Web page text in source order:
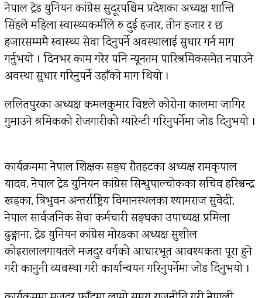
नेपाल ट्रेड युनियन कांग्रेस सुदूरपश्चिम प्रदेशका अध्यक्ष शान्ति
सिंहले महिला स्वास्थ्यकर्मीले रु दुई हजार, तीन हजार र छ
हजारसम्ममै स्वास्थ्य सेवा दिनुपर्ने अवस्थालाई सुधार गर्न माग
गर्नुभयो । दिनभर काम गरेर पनि न्यूनतम पारिश्रमिकसमेत नपाउने
अवस्था सुधार गरिनुपर्ने उहाँको माग थियो ।
ललितपुरका अध्यक्ष कमलकुमार विष्टले कोरोना कालमा जागिर
गुमाउने श्रमिकको रोजगारीको ग्यारेन्टी गरिनुपर्नेमा जोड दिनुभयो ।
कार्यक्रममा नेपाल शिक्षक सङ्घ रौतहटका अध्यक्ष रामकृपाल
यादव, नेपाल ट्रेड युनियन कांग्रेस सिन्धुपाल्चोकका सचिव हरिश्चन्द्र
खड्का, त्रिभुवन अन्तर्राष्ट्रिय विमानस्थलका श्यामराज सुवेदी,
नेपाल सार्वजनिक सेवा कर्मचारी सङ्घका उपाध्यक्ष प्रमिला
ढुङ्गाना, ट्रेड युनियन कांग्रेस मोरङका अध्यक्ष सुशील
कोइरालालगायतले मजदुर वर्गको आधारभूत आवश्यकता पूरा हुने
गरी कानुनी व्यवस्था गरी कार्यान्वयन गरिनुपर्नेमा जोड दिनुभयो ।